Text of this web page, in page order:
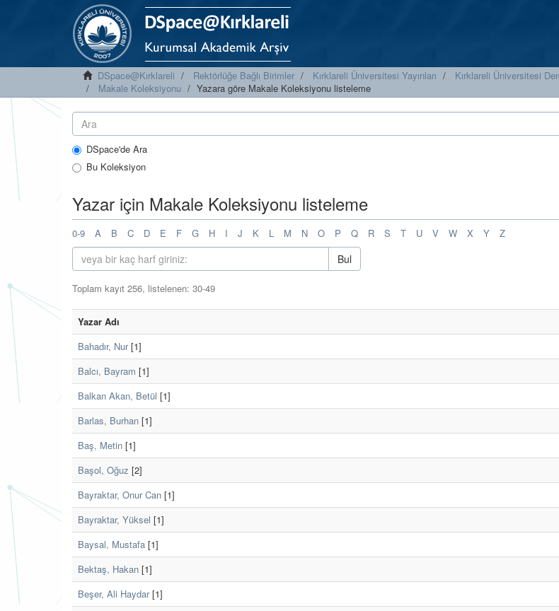
DSpace@Kırklareli Rektörlüğe Bağlı Birimler Kırklareli Üniversitesi Yayınları Kırklareli Üniversitesi
Makale Koleksiyonu
Yazara göre Makale Koleksiyonu listeleme
DSpace'de Ara
Bu Koleksiyon
Yazar için Makale Koleksiyonu listeleme
0-9 A B C D E F G H I J K L M N O P Q R S T U V W X Y Z
Bul
Toplam kayıt 256, listelenen: 30-49
Yazar Adı
Bahadır, Nur[1]
Balcı, Bayram [1]
Balkan Akan, Betül [1]
Barlas, Burhan [1]
Baş, Metin [1]
Başol, Oğuz [2]
Bayraktar, Onur Can [1]
Bayraktar, Yüksel [1]
Baysal, Mustafa [1]
Bektaş, Hakan [1]
Beşer, Ali Haydar[1]